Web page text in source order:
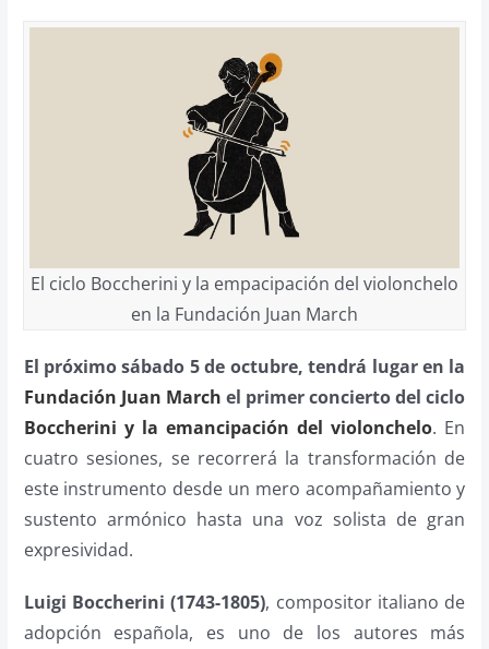
El ciclo Boccherini y la empacipación del violonchelo
en la Fundación Juan March
El próximo sábado 5 de octubre, tendrá lugar en la
Fundación Juan March el primer concierto del ciclo
Boccherini y la emancipación del violonchelo. En
cuatro sesiones, se recorrerá la transformación de
este instrumento desde un mero acompañamiento y
sustento armónico hasta una voz solista de gran
expresividad.
Luigi Boccherini (1743-1805), compositor italiano de
adopción española, es uno de los autores más